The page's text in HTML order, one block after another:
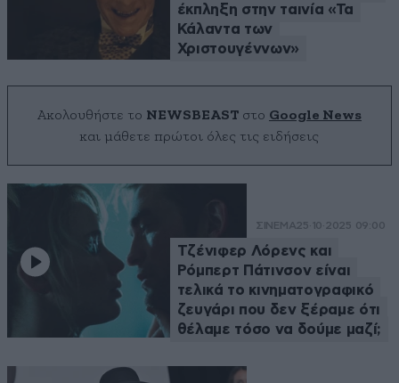
έκπληξη στην ταινία «Τα
Κάλαντα των
Χριστουγέννων»
Ακολουθήστε το NEWSBEASTστο Google News
και μάθετε πρώτοι όλες τις ειδήσεις
ΣΙΝΕΜΑ25·10·2025 09:00
Τζένιφερ Λόρενς και
Ρόμπερτ Πάτινσον είναι
τελικά το κινηματογραφικό
ζευγάρι που δεν ξέραμε ότι
θέλαμε τόσο να δούμε μαζί;